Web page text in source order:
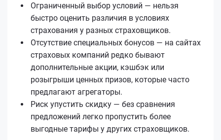
Ограниченный выбор условий — нельзя
быстро оценить различия в условиях
страхования у разных страховщиков.
Отсутствие специальных бонусов — на сайтах
страховых компаний редко бывают
дополнительные акции, кэшбэк или
розыгрыши ценных призов, которые часто
предлагают агрегаторы.
Риск упустить скидку — без сравнения
предложений легко пропустить более
выгодные тарифы у других страховщиков.